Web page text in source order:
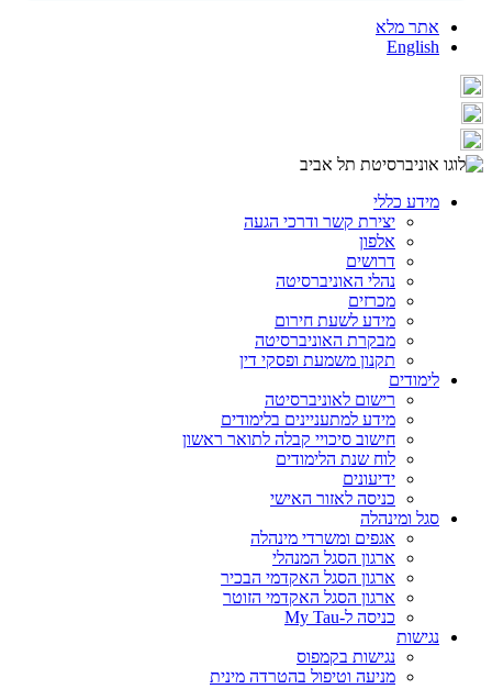
אתר מלא
English
מידע כללי
יצירת קשר ודרכי הגעה
אלפון
דרושים
נהלי האוניברסיטה
מכרזים
מידע לשעת חירום
מבקרת האוניברסיטה
תקנון משמעת ופסקי דין
לימודים
רישום לאוניברסיטה
מידע למתעניינים בלימודים
חישוב סיכויי קבלה לתואר ראשון
לוח שנת הלימודים
ידיעונים
כניסה לאזור האישי
סגל ומינהלה
אגפים ומשרדי מינהלה
ארגון הסגל המנהלי
ארגון הסגל האקדמי הבכיר
ארגון הסגל האקדמי הזוטר
כניסה ל-My Tau
נגישות
נגישות בקמפוס
מניעה וטיפול בהטרדה מינית